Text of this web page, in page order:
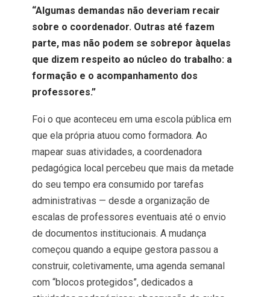
“Algumas demandas não deveriam recair
sobre o coordenador. Outras até fazem
parte, mas não podem se sobrepor àquelas
que dizem respeito ao núcleo do trabalho: a
formação e o acompanhamento dos
professores.”
Foi o que aconteceu em uma escola pública em
que ela própria atuou como formadora. Ao
mapear suas atividades, a coordenadora
pedagógica local percebeu que mais da metade
do seu tempo era consumido por tarefas
administrativas — desde a organização de
escalas de professores eventuais até o envio
de documentos institucionais. A mudança
começou quando a equipe gestora passou a
construir, coletivamente, uma agenda semanal
com “blocos protegidos”, dedicados a